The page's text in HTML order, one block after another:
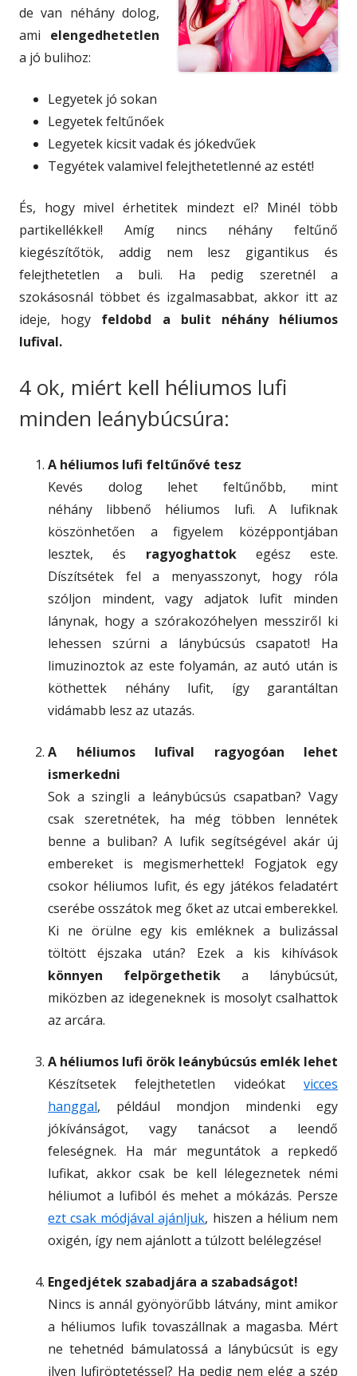
de van néhány dolog,
ami elengedhetetlen
a jó bulihoz:
Legyetek jó sokan
Legyetek feltűnőek
Legyetek kicsit vadak és jókedvűek
Tegyétek valamivel felejthetetlenné az estét!
És, hogy mivel érhetitek mindezt el? Minél több
partikellékkel! Amíg nincs néhány feltűnő
kiegészítőtök, addig nem lesz gigantikus és
felejthetetlen a buli. Ha pedig szeretnél a
szokásosnál többet és izgalmasabbat, akkor itt az
ideje, hogy feldobd a bulit néhány héliumos
lufival.
4 ok, miért kell héliumos lufi
minden leánybúcsúra:
A héliumos lufi feltűnővé tesz
Kevés dolog lehet feltűnőbb, mint
néhány libbenő héliumos lufi. A lufiknak
köszönhetően a figyelem középpontjában
lesztek, és ragyoghattokegész este.
Díszítsétek fel a menyasszonyt, hogy róla
szóljon mindent, vagy adjatok lufit minden
lánynak, hogy a szórakozóhelyen messziről ki
lehessen szúrni a lánybúcsús csapatot! Ha
limuzinoztok az este folyamán, az autó után is
köthettek néhány lufit, így garantáltan
vidámabb lesz az utazás.
A héliumos lufival ragyogóan lehet
ismerkedni
Sok a szingli a leánybúcsús csapatban? Vagy
csak szeretnétek, ha még többen lennétek
benne a buliban? A lufik segítségével akár új
embereket is megismerhettek! Fogjatok egy
csokor héliumos lufit, és egy játékos feladatért
cserébe osszátok meg őket az utcai emberekkel.
Ki ne örülne egy kis emléknek a bulizással
töltött éjszaka után? Ezek a kis kihívások
könnyen felpörgethetik a lánybúcsút,
miközben az idegeneknek is mosolyt csalhattok
az arcára.
A héliumos lufi örök leánybúcsús emlék lehet
Készítsetek felejthetetlen videókat vicces
hanggal, például mondjon mindenki egy
jókívánságot, vagy tanácsot a leendő
feleségnek. Ha már meguntátok a repkedő
lufikat, akkor csak be kell lélegeznetek némi
héliumot a lufiból és mehet a mókázás. Persze
ezt csak módjával ajánljuk, hiszen a hélium nem
oxigén, így nem ajánlott a túlzott belélegzése!
Engedjétek szabadjára a szabadságot!
Nincs is annál gyönyörűbb látvány, mint amikor
a héliumos lufik tovaszállnak a magasba. Mért
ne tehetnéd bámulatossá a lánybúcsút is egy
ilyen lufiröptetéssel? Ha pedig nem elég a szép